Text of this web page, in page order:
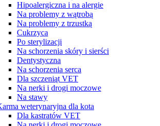
Hipoalergiczna i na alergie
Na problemy z wątrobą
Na problemy z trzustką
Cukrzyca
Po sterylizacji
Na schorzenia skóry i sierści
Dentystyczna
Na schorzenia serca
Dla szczeniąt VET
Na nerki i drogi moczowe
Na stawy
weterynaryjna dla kota
Dla kastratów VET